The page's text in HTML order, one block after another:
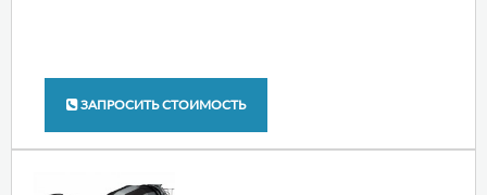
ЗАПРОСИТЬ СТОИМОСТЬ